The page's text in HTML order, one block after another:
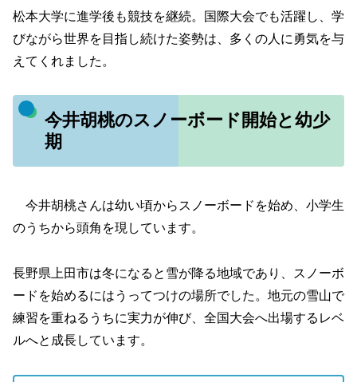
松本大学に進学後も競技を継続。国際大会でも活躍し、学
びながら世界を目指し続けた姿勢は、多くの人に勇気を与
えてくれました。
今井胡桃のスノーボード開始と幼少
期
今井胡桃さんは幼い頃からスノーボードを始め、小学生
のうちから頭角を現しています。
長野県上田市は冬になると雪が降る地域であり、スノーボ
ードを始めるにはうってつけの場所でした。地元の雪山で
練習を重ねるうちに実力が伸び、全国大会へ出場するレベ
ルへと成長しています。